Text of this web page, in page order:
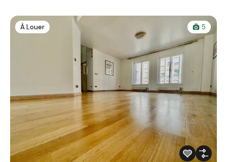
À Louer 5